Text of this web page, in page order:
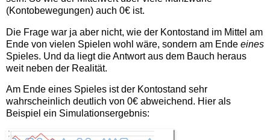
(Kontobewegungen) auch 0€ ist.
Die Frage war ja aber nicht, wie der Kontostand im Mittel am
Ende von vielen Spielen wohl wäre, sondern am Ende eines
Spieles. Und da liegt die Antwort aus dem Bauch heraus
weit neben der Realität.
Am Ende eines Spieles ist der Kontostand sehr
wahrscheinlich deutlich von 0€ abweichend. Hier als
Beispiel ein Simulationsergebnis: